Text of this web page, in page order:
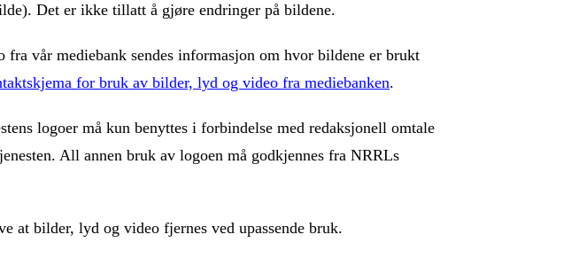
Det er ikke tillatt å gjøre endringer på bildene.
vår mediebank sendes informasjon om hvor bildene er brukt
for bruk av bilder, lyd og video fra mediebanken.
logoer må kun benyttes i forbindelse med redaksjonell omtale
All annen bruk av logoen må godkjennes fra NRRLs
at bilder, lyd og video fjernes ved upassende bruk.